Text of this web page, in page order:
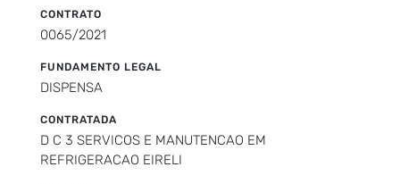
CONTRATO
0065/2021
FUNDAMENTO LEGAL
DISPENSA
CONTRATADA
D C 3 SERVICOS E MANUTENCAO EM
REFRIGERACAO EIRELI